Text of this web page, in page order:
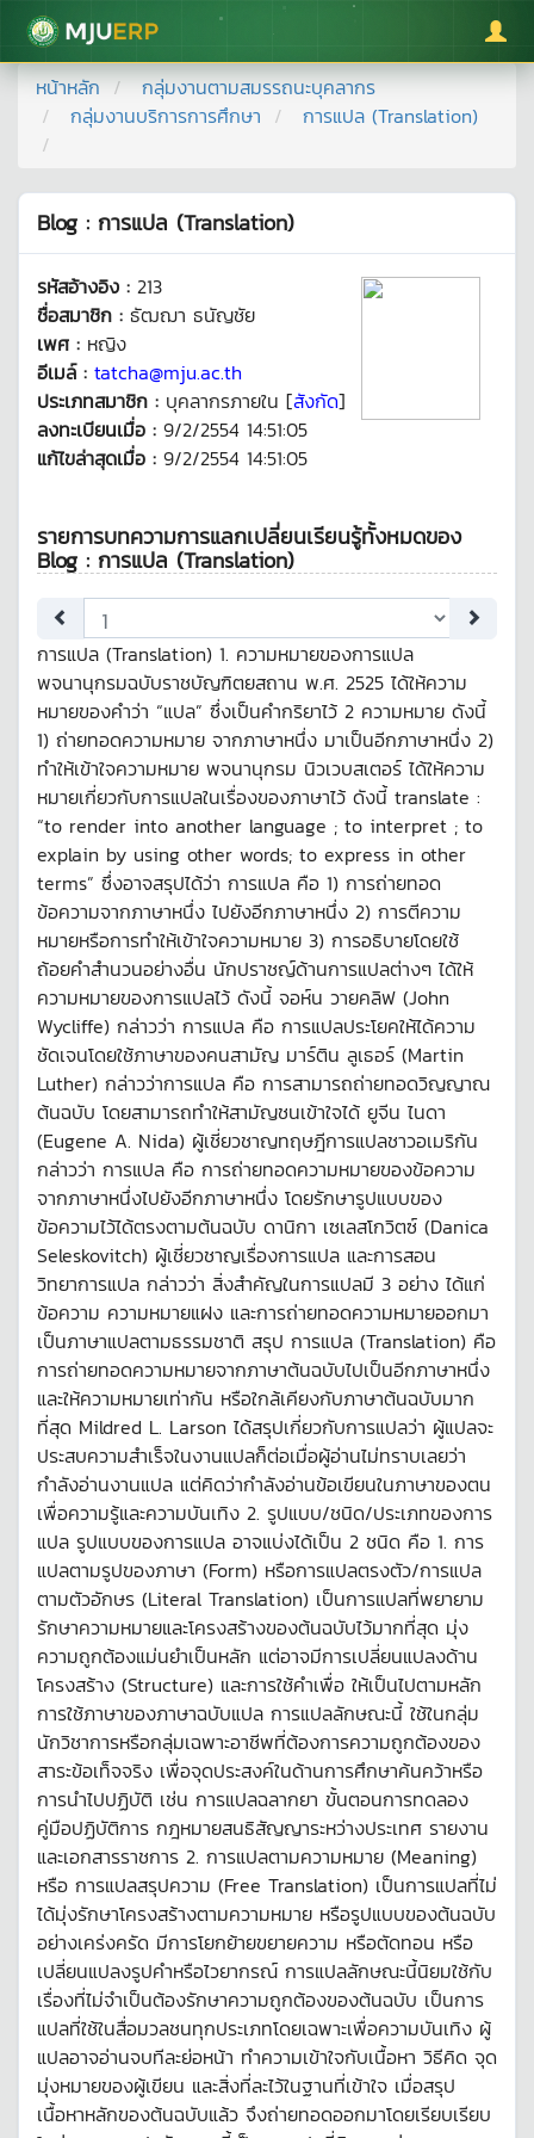
มหาวิทยาลัยแม่โจ้
หน้าหลัก
กลุ่มงานตามสมรรถนะบุคลากร
กลุ่มงานบริการการศึกษา
การแปล (Translation)
Blog : การแปล (Translation)
รหัสอ้างอิง : 213
ชื่อสมาชิก : ธัฒฌา ธนัญชัย
เพศ : หญิง
อีเมล์ : tatcha@mju.ac.th
ประเภทสมาชิก : บุคลากรภายใน [สังกัด]
ลงทะเบียนเมื่อ : 9/2/2554 14:51:05
แก้ไขล่าสุดเมื่อ : 9/2/2554 14:51:05
รายการบทความการแลกเปลี่ยนเรียนรู้ทั้งหมดของ
Blog : การแปล (Translation)
การแปล (Translation) 1. ความหมายของการแปล
พจนานุกรมฉบับราชบัญฑิตยสถาน พ.ศ. 2525 ได้ให้ความ
หมายของคำว่า “แปล” ซึ่งเป็นคำกริยาไว้ 2 ความหมาย ดังนี้
1) ถ่ายทอดความหมาย จากภาษาหนึ่ง มาเป็นอีกภาษาหนึ่ง 2)
ทำให้เข้าใจความหมาย พจนานุกรม นิวเวบสเตอร์ ได้ให้ความ
หมายเกี่ยวกับการแปลในเรื่องของภาษาไว้ ดังนี้ translate :
“to render into another language ; to interpret ; to
explain by using other words; to express in other
terms” ซึ่งอาจสรุปได้ว่า การแปล คือ 1) การถ่ายทอด
ข้อความจากภาษาหนึ่ง ไปยังอีกภาษาหนึ่ง 2) การตีความ
หมายหรือการทำให้เข้าใจความหมาย 3) การอธิบายโดยใช้
ถ้อยคำสำนวนอย่างอื่น นักปราชญ์ด้านการแปลต่างๆ ได้ให้
ความหมายของการแปลไว้ ดังนี้ จอห์น วายคลิฟ (John
Wycliffe) กล่าวว่า การแปล คือ การแปลประโยคให้ได้ความ
ชัดเจนโดยใช้ภาษาของคนสามัญ มาร์ติน ลูเธอร์ (Martin
Luther) กล่าวว่าการแปล คือ การสามารถถ่ายทอดวิญญาณ
ต้นฉบับ โดยสามารถทำให้สามัญชนเข้าใจได้ ยูจีน ไนดา
(Eugene A. Nida) ผู้เชี่ยวชาญทฤษฎีการแปลชาวอเมริกัน
กล่าวว่า การแปล คือ การถ่ายทอดความหมายของข้อความ
จากภาษาหนึ่งไปยังอีกภาษาหนึ่ง โดยรักษารูปแบบของ
ข้อความไว้ได้ตรงตามต้นฉบับ ดานิกา เซเลสโกวิตซ์ (Danica
Seleskovitch) ผู้เชี่ยวชาญเรื่องการแปล และการสอน
วิทยาการแปล กล่าวว่า สิ่งสำคัญในการแปลมี 3 อย่าง ได้แก่
ข้อความ ความหมายแฝง และการถ่ายทอดความหมายออกมา
เป็นภาษาแปลตามธรรมชาติ สรุป การแปล (Translation) คือ
การถ่ายทอดความหมายจากภาษาต้นฉบับไปเป็นอีกภาษาหนึ่ง
และให้ความหมายเท่ากัน หรือใกล้เคียงกับภาษาต้นฉบับมาก
ที่สุด Mildred L. Larson ได้สรุปเกี่ยวกับการแปลว่า ผู้แปลจะ
ประสบความสำเร็จในงานแปลก็ต่อเมื่อผู้อ่านไม่ทราบเลยว่า
กำลังอ่านงานแปล แต่คิดว่ากำลังอ่านข้อเขียนในภาษาของตน
เพื่อความรู้และความบันเทิง 2. รูปแบบ/ชนิด/ประเภทของการ
แปล รูปแบบของการแปล อาจแบ่งได้เป็น 2 ชนิด คือ 1. การ
แปลตามรูปของภาษา (Form) หรือการแปลตรงตัว/การแปล
ตามตัวอักษร (Literal Translation) เป็นการแปลที่พยายาม
รักษาความหมายและโครงสร้างของต้นฉบับไว้มากที่สุด มุ่ง
ความถูกต้องแม่นยำเป็นหลัก แต่อาจมีการเปลี่ยนแปลงด้าน
โครงสร้าง (Structure) และการใช้คำเพื่อ ให้เป็นไปตามหลัก
การใช้ภาษาของภาษาฉบับแปล การแปลลักษณะนี้ ใช้ในกลุ่ม
นักวิชาการหรือกลุ่มเฉพาะอาชีพที่ต้องการความถูกต้องของ
สาระข้อเท็จจริง เพื่อจุดประสงค์ในด้านการศึกษาค้นคว้าหรือ
การนำไปปฏิบัติ เช่น การแปลฉลากยา ขั้นตอนการทดลอง
คู่มือปฏิบัติการ กฎหมายสนธิสัญญาระหว่างประเทศ รายงาน
และเอกสารราชการ 2. การแปลตามความหมาย (Meaning)
หรือ การแปลสรุปความ (Free Translation) เป็นการแปลที่ไม่
ได้มุ่งรักษาโครงสร้างตามความหมาย หรือรูปแบบของต้นฉบับ
อย่างเคร่งครัด มีการโยกย้ายขยายความ หรือตัดทอน หรือ
เปลี่ยนแปลงรูปคำหรือไวยากรณ์ การแปลลักษณะนี้นิยมใช้กับ
เรื่องที่ไม่จำเป็นต้องรักษาความถูกต้องของต้นฉบับ เป็นการ
แปลที่ใช้ในสื่อมวลชนทุกประเภทโดยเฉพาะเพื่อความบันเทิง ผู้
แปลอาจอ่านจบทีละย่อหน้า ทำความเข้าใจกับเนื้อหา วิธีคิด จุด
มุ่งหมายของผู้เขียน และสิ่งที่ละไว้ในฐานที่เข้าใจ เมื่อสรุป
เนื้อหาหลักของต้นฉบับแล้ว จึงถ่ายทอดออกมาโดยเรียบเรียบ